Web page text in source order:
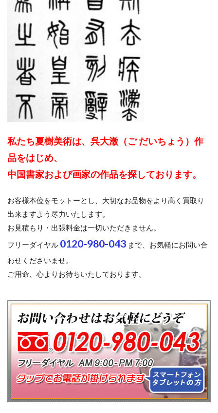
私たち夏樹美術は、呉大澂（ご だいちょう）作
品をはじめ、
中国書家および画家の作品を探しております。
お客様本位をモットーとし、大切なお品物をより高く買取り
出来ますよう尽力いたします。
お見積もり・出張料金は一切いただきません。
フリーダイヤル 0120-980-043 まで、お気軽にお問い合
わせくださいませ。
ご用命、心よりお待ちいたしております。